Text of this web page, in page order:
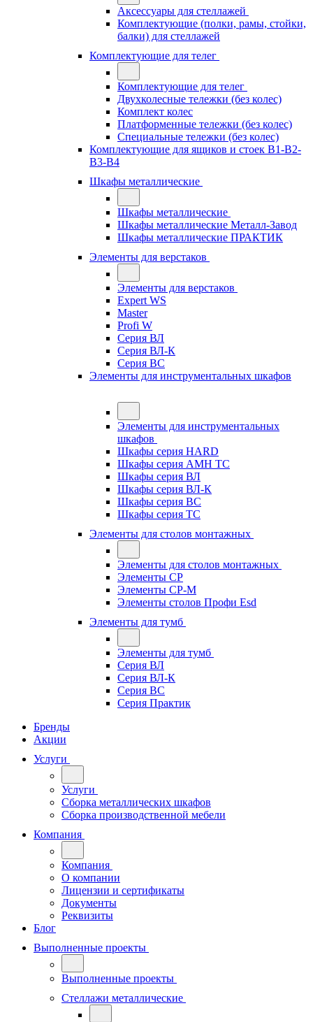
Аксессуары для стеллажей
Комплектующие (полки, рамы, стойки,
балки) для стеллажей
Комплектующие для телег
Комплектующие для телег
Двухколесные тележки (без колес)
Комплект колес
Платформенные тележки (без колес)
Специальные тележки (без колес)
Комплектующие для ящиков и стоек В1-В2-
В3-В4
Шкафы металлические
Шкафы металлические
Шкафы металлические Металл-Завод
Шкафы металлические ПРАКТИК
Элементы для верстаков
Элементы для верстаков
Expert WS
Master
Profi W
Серия ВЛ
Серия ВЛ-К
Серия ВС
Элементы для инструментальных шкафов
Элементы для инструментальных
шкафов
Шкафы серия HARD
Шкафы серия АМН ТС
Шкафы серия ВЛ
Шкафы серия ВЛ-К
Шкафы серия ВС
Шкафы серия ТС
Элементы для столов монтажных
Элементы для столов монтажных
Элементы СР
Элементы СР-М
Элементы столов Профи Esd
Элементы для тумб
Элементы для тумб
Серия ВЛ
Серия ВЛ-К
Серия ВС
Серия Практик
Бренды
Акции
Услуги
Услуги
Сборка металлических шкафов
Сборка производственной мебели
Компания
Компания
О компании
Лицензии и сертификаты
Документы
Реквизиты
Блог
Выполненные проекты
Выполненные проекты
Стеллажи металлические